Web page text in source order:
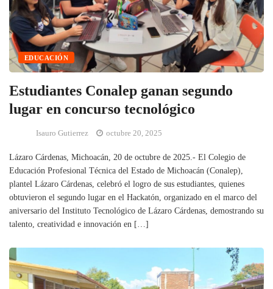
EDUCACIÓN
Estudiantes Conalep ganan segundo
lugar en concurso tecnológico
Isauro Gutierrez octubre 20, 2025
Lázaro Cárdenas, Michoacán, 20 de octubre de 2025.- El Colegio de
Educación Profesional Técnica del Estado de Michoacán (Conalep),
plantel Lázaro Cárdenas, celebró el logro de sus estudiantes, quienes
obtuvieron el segundo lugar en el Hackatón, organizado en el marco del
aniversario del Instituto Tecnológico de Lázaro Cárdenas, demostrando su
talento, creatividad e innovación en […]